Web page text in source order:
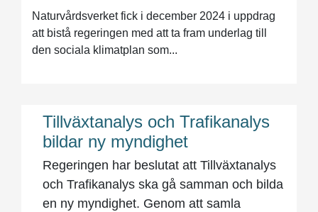
Naturvårdsverket fick i december 2024 i uppdrag
att bistå regeringen med att ta fram underlag till
den sociala klimatplan som...
Tillväxtanalys och Trafikanalys
bildar ny myndighet
Regeringen har beslutat att Tillväxtanalys
och Trafikanalys ska gå samman och bilda
en ny myndighet. Genom att samla